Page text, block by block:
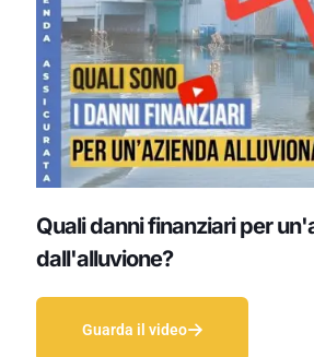
Quali danni finanziari per
dall'alluvione?
Guarda il video